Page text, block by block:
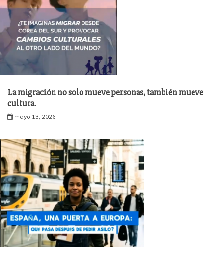
La migración no solo mueve personas, también mueve
cultura.
mayo 13, 2026